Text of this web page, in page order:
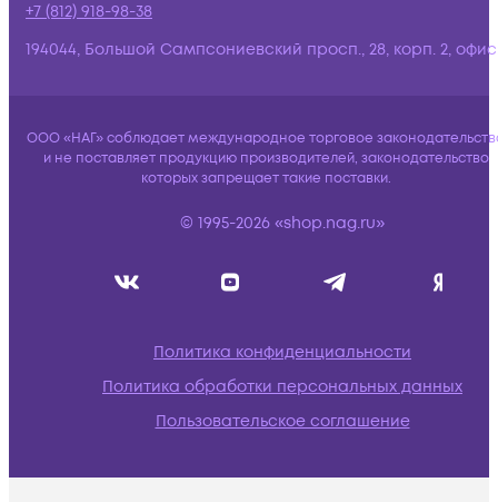
+7 (812) 918-98-38
194044, Большой Сампсониевский просп., 28, корп. 2,
ООО «НАГ» соблюдает международное торговое
и не поставляет продукцию производителей, законодательство
которых запрещает такие поставки.
© 1995-2026 «shop.nag.ru»
Политика конфиденциальности
Политика обработки персональных данных
Пользовательское соглашение